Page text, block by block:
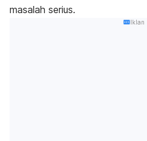
masalah serius.
Iklan